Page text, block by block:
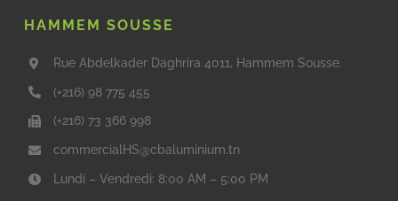
HAMMEM SOUSSE
Rue Abdelkader Daghrira 4011, Hammem Sousse.
(+216) 98 775 455
(+216) 73 366 998
commercialHS@cbaluminium.tn
Lundi – Vendredi: 8:00 AM – 5:00 PM